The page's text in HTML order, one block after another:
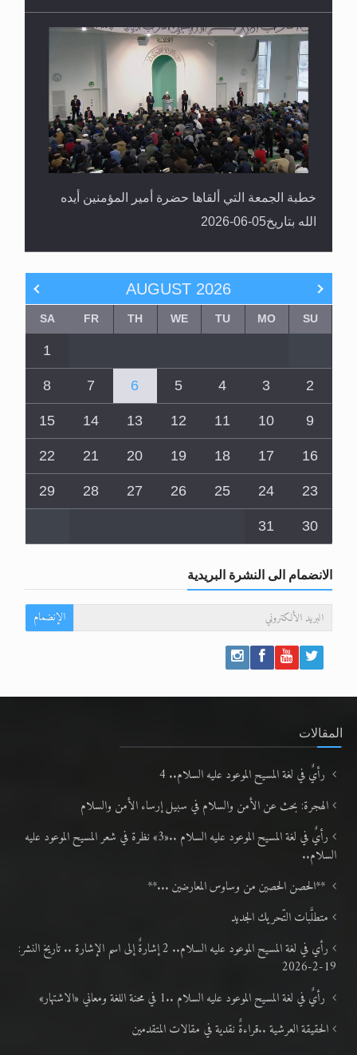
خطبة الجمعة التي ألقاها حضرة أمير المؤمنين أيده
الله بتاريخ05-06-2026
AUGUST 2026
SU
MO
TU
WE
TH
FR
SA
1
2
3
4
5
6
7
8
9
10
11
12
13
14
15
16
17
18
19
20
21
22
23
24
25
26
27
28
29
30
31
الانضمام الى النشرة البريدية
الإنضمام
المقالات
رأيٌ في لغة المسيح الموعود عليه السلام.. 4
الهجرة: بحث عن الأمن والسلام في سبيل إرساء الأمن والسلام
رأيٌ في لغة المسيح الموعود عليه السلام ..«3» نظرة في شعر المسيح الموعود عليه
السلام..
**الحصن الحصين من وساوس المعارضين ...**
متطلَّبات التّحريك الجديد
رأي في لغة المسيح الموعود عليه السلام.. 2 إشارةٌ إلى اسم الإشارة .. تاريخ النشر:
19-2-2026
رأيٌ في لغة المسيح الموعود عليه السلام ..1 في محنة اللغة ومعاني «الاشتهار»
الحقيقة العرشية ..قراءةٌ نقدية في مقالات المتقدمين